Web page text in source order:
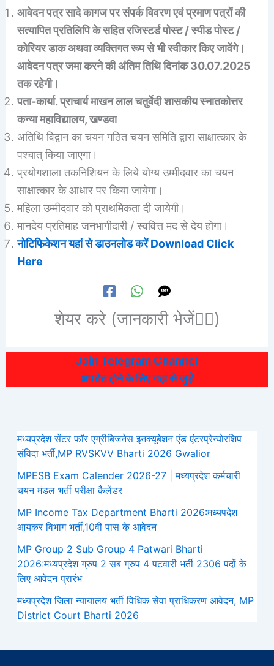
आवेदन पत्र सादे कागज पर संपर्क विवरण एवं प्रमाण पत्रों की
सत्यापित प्रतिलिपि के सहित रजिस्टर्ड पोस्ट / स्पीड पोस्ट /
कोरियर डाक अथवा व्यक्तिगत रूप से भी स्वीकार किए जावेंगे।
आवेदन पत्र जमा करने की अंतिम तिथि दिनांक 30.07.2025
तक रहेगी।
पता-कार्या. प्राचार्य माखन लाल चतुर्वेदी शासकीय स्नातकोत्तर
कन्या महाविद्यालय, खण्डवा
अतिथि विद्वान का चयन गठित चयन समिति द्वारा साक्षात्कार के
पश्चात् किया जाएगा।
प्रयोगशाला तकनिशियन के लिये योग्य उम्मीदवार का चयन
साक्षात्कार के आधार पर किया जायेगा।
महिला उम्मीदवार को प्राथमिकता दी जायेगी।
मानदेय प्रतिमाह जनभागीदारी / स्ववित्त मद से देय होगा।
नोटिफिकेशन यहां से डाउनलोड करें Download Click
Here
शेयर करे (जानकारी भेजें👆🏻)
Join Telegram Channel
अपडेट होने के लिए यहां से जुड़े
मध्यप्रदेश सेंटर फॉर एग्रीबिजनेस इनक्यूबेशन एंड एंटरप्रेन्योरशिप
संविदा भर्ती,MP RVSKVV Bharti 2026 Gwalior
MPESB Exam Calender 2026-27 | मध्यप्रदेश कर्मचारी
चयन मंडल भर्ती परीक्षा कैलेंडर
MP Income Tax Department Bharti 2026:मध्‍यपदेश
आयकर विभाग भर्ती,10वीं पास के आवेदन
MP Group 2 Sub Group 4 Patwari Bharti
2026:मध्यप्रदेश ग्रुप 2 सब ग्रुप 4 पटवारी भर्ती 2306 पदों के
लिए आवेदन प्रारंभ
मध्‍यप्रदेश जिला न्यायालय भर्ती विधिक सेवा प्राधिकरण आवेदन, MP
District Court Bharti 2026